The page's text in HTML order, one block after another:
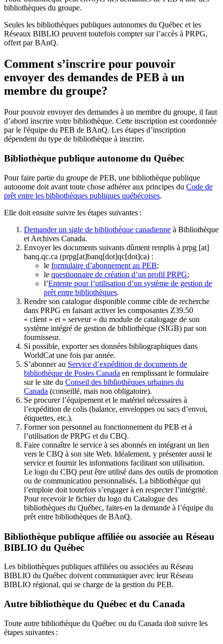
bibliothèques du groupe.
Seules les bibliothèques publiques autonomes du Québec et les
Réseaux BIBLIO peuvent toutefois compter sur l’accès à PRPG,
offert par BAnQ.
Comment s’inscrire pour pouvoir
envoyer des demandes de PEB à un
membre du groupe?
Pour pouvoir envoyer des demandes à un membre du groupe, il faut
d’abord inscrire votre bibliothèque. Cette inscription est coordonnée
par le l'équipe du PEB de BAnQ. Les étapes d’inscription
dépendent du type de bibliothèque à inscrire.
Bibliothèque publique autonome du Québec
Pour faire partie du groupe de PEB, une bibliothèque publique
autonome doit avant toute chose adhérer aux principes du Code de
prêt entre les bibliothèques publiques québécoises.
Elle doit ensuite suivre les étapes suivantes :
Demander un sigle de bibliothèque canadienne à Bibliothèque
et Archives Canada.
Envoyer les documents suivants dûment remplis à prpg [at]
banq.qc.ca (prpg[at]banq[dot]qc[dot]ca) :
le formulaire d’abonnement au PEB;
le questionnaire de création d’un profil PRPG;
l’Entente pour l’utilisation d’un système de gestion de
prêt entre bibliothèques.
Rendre son catalogue disponible comme cible de recherche
dans PRPG en faisant activer les composantes Z39.50
« client » et « serveur » du module de catalogage de son
système intégré de gestion de bibliothèque (SIGB) par son
fournisseur.
Si possible, exporter ses données bibliographiques dans
WorldCat une fois par année.
S’abonner au Service d’expédition de documents de
bibliothèque de Postes Canada en remplissant le formulaire
sur le site du Conseil des bibliothèques urbaines du
Canada (conseillé, mais non obligatoire).
Se procurer l’équipement et le matériel nécessaires à
l’expédition de colis (balance, enveloppes ou sacs d’envoi,
étiquettes, etc.).
Former son personnel au fonctionnement du PEB et à
l’utilisation de PRPG et du CBQ.
Faire connaître le service à ses abonnés en intégrant un lien
vers le CBQ à son site Web. Idéalement, y présenter aussi le
service et fournir les informations facilitant son utilisation.
Le logo du CBQ peut être utilisé dans des outils de promotion
ou de communication personnalisés. La bibliothèque qui
l’emploie doit toutefois s’engager à en respecter l’intégrité.
Pour recevoir le fichier du logo du Catalogue des
bibliothèques du Québec, faites-en la demande à l’équipe du
prêt entre bibliothèques de BAnQ.
Bibliothèque publique affiliée ou associée au Réseau
BIBLIO du Québec
Les bibliothèques publiques affiliées ou associées au Réseau
BIBLIO du Québec doivent communiquer avec leur Réseau
BIBLIO régional, qui se charge de la gestion du PEB.
Autre bibliothèque du Québec et du Canada
Toute autre bibliothèque du Québec ou du Canada doit suivre les
étapes suivantes :